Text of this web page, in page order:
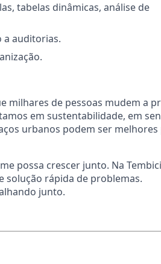
tabelas dinâmicas, análise de
a auditorias.
milhares de pessoas mudem a
em sustentabilidade, em
urbanos podem ser melhores
possa crescer junto. Na
solução rápida de problemas.
junto.